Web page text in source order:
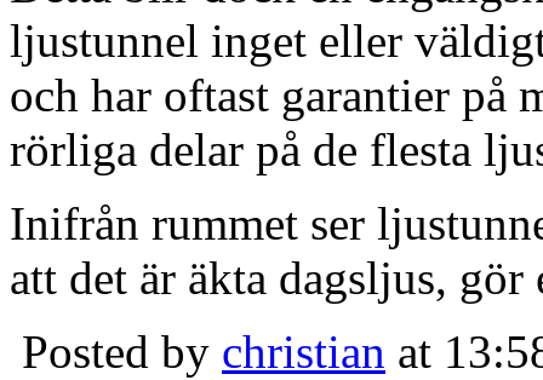
ljustunnel inget eller
och har oftast garantier på
rörliga delar på de flesta
Inifrån rummet ser
att det är äkta dagsljus,
Posted by christian at